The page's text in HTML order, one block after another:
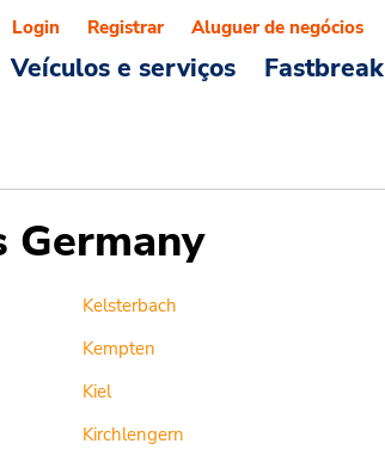
Veículos e serviços Fastbreak
Login Registrar Aluguer de negócios
Germany
Kelsterbach
Kempten
Kiel
Kirchlengern